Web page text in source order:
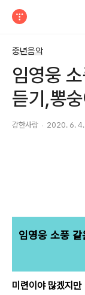
중년음악
임영웅
듣기,뽕
강한사람 2020. 6.
임영웅 소풍
미련이야 많겠지